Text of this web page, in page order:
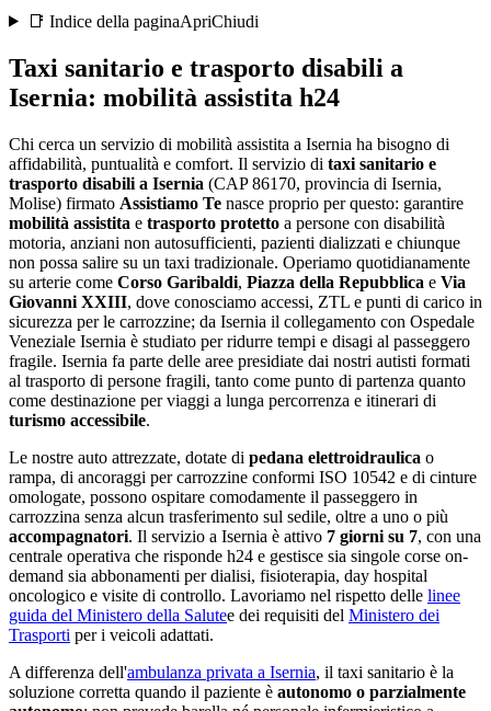
📑 Indice della paginaApriChiudi
Taxi sanitario e trasporto disabili a
Isernia: mobilità assistita h24
Chi cerca un servizio di mobilità assistita a Isernia ha bisogno di
affidabilità, puntualità e comfort. Il servizio di taxi sanitario e
trasporto disabili a Isernia (CAP86170, provincia di Isernia,
Molise) firmato Assistiamo Te nasce proprio per questo: garantire
mobilità assistita e trasporto protetto a persone con disabilità
motoria, anziani non autosufficienti, pazienti dializzati e chiunque
non possa salire su un taxi tradizionale. Operiamo quotidianamente
su arterie come Corso Garibaldi, Piazza della Repubblica e Via
Giovanni XXIII, dove conosciamo accessi, ZTL e punti di carico in
sicurezza per le carrozzine; da Isernia il collegamento con Ospedale
Veneziale Isernia è studiato per ridurre tempi e disagi al passeggero
fragile. Isernia fa parte delle aree presidiate dai nostri autisti formati
al trasporto di persone fragili, tanto come punto di partenza quanto
come destinazione per viaggi a lunga percorrenza e itinerari di
turismo accessibile.
Le nostre auto attrezzate, dotate di pedana elettroidraulica o
rampa, di ancoraggi per carrozzine conformi ISO 10542 e di cinture
omologate, possono ospitare comodamente il passeggero in
carrozzina senza alcun trasferimento sul sedile, oltre a uno o più
accompagnatori. Il servizio a Isernia è attivo 7 giorni su 7, con una
centrale operativa che risponde h24 e gestisce sia singole corse on-
demand sia abbonamenti per dialisi, fisioterapia, day hospital
oncologico e visite di controllo. Lavoriamo nel rispetto delle linee
guida del Ministero della Salutee dei requisiti del Ministero dei
Trasporti per i veicoli adattati.
A differenza dell'ambulanza privata a Isernia, il taxi sanitario è la
soluzione corretta quando il paziente è autonomo o parzialmente